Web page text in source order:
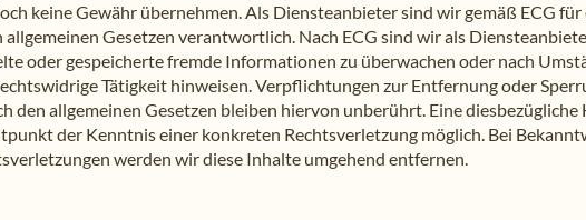
keine Gewähr übernehmen. Als Diensteanbieter sind wir gemäß ECG
allgemeinen Gesetzen verantwortlich. Nach ECG sind wir als
oder gespeicherte fremde Informationen zu überwachen oder nach
Tätigkeit hinweisen. Verpflichtungen zur Entfernung oder
den allgemeinen Gesetzen bleiben hiervon unberührt. Eine diesbezügliche
der Kenntnis einer konkreten Rechtsverletzung möglich. Bei
werden wir diese Inhalte umgehend entfernen.